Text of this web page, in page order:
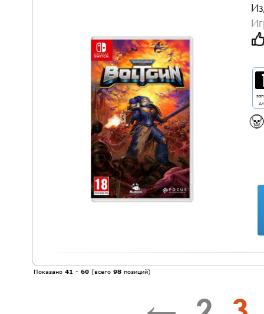
Показано 41 - 60 (всего 98 позиций)